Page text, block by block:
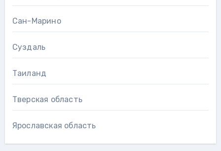
Сан-Марино
Суздаль
Таиланд
Тверская область
Ярославская область